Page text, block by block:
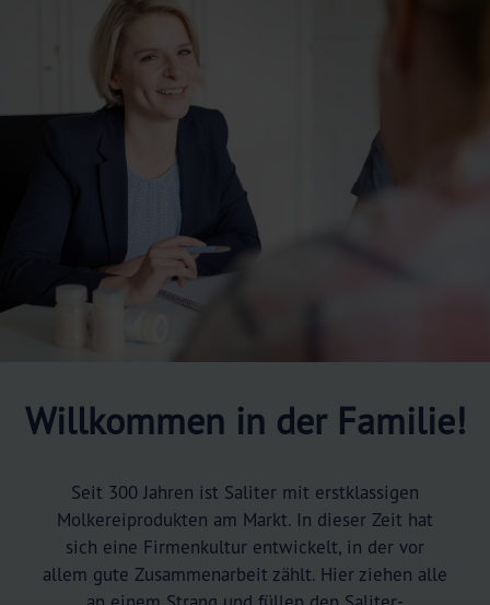
Willkommen in der Familie!
Seit 300 Jahren ist Saliter mit erstklassigen
Molkereiprodukten am Markt. In dieser Zeit hat
sich eine Firmenkultur entwickelt, in der vor
allem gute Zusammenarbeit zählt. Hier ziehen alle